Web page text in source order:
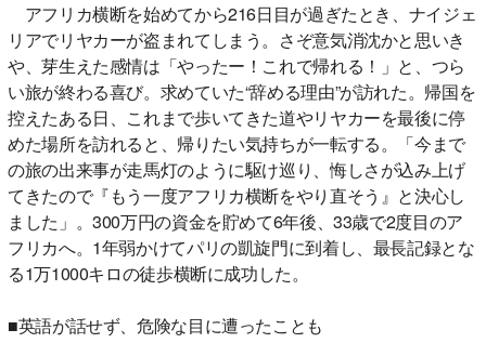
アフリカ横断を始めてから216日目が過ぎたとき、ナイジェ
リアでリヤカーが盗まれてしまう。さぞ意気消沈かと思いき
や、芽生えた感情は「やったー！これで帰れる！」と、つら
い旅が終わる喜び。求めていた“辞める理由”が訪れた。帰国を
控えたある日、これまで歩いてきた道やリヤカーを最後に停
めた場所を訪れると、帰りたい気持ちが一転する。「今まで
の旅の出来事が走馬灯のように駆け巡り、悔しさが込み上げ
てきたので『もう一度アフリカ横断をやり直そう』と決心し
ました」。300万円の資金を貯めて6年後、33歳で2度目のア
フリカへ。1年弱かけてパリの凱旋門に到着し、最長記録とな
る1万1000キロの徒歩横断に成功した。
■英語が話せず、危険な目に遭ったことも